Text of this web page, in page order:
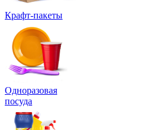
Крафт-пакеты
Одноразовая
посуда